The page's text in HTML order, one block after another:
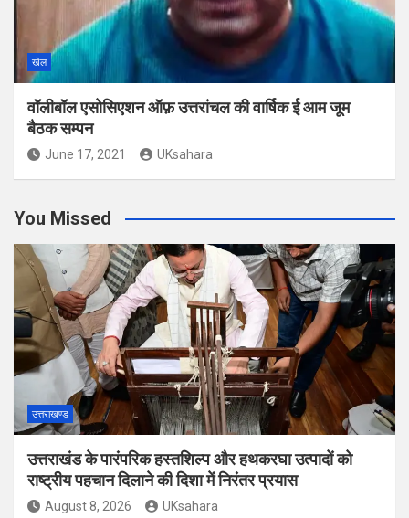
खेल
वॉलीबॉल एसोसिएशन ऑफ़ उत्तरांचल की वार्षिक ई आम जूम
बैठक सम्पन
June 17, 2021 UKsahara
You Missed
उत्तराखण्ड
उत्तराखंड के पारंपरिक हस्तशिल्प और हथकरघा उत्पादों को
राष्ट्रीय पहचान दिलाने की दिशा में निरंतर प्रयास
August 8, 2026 UKsahara